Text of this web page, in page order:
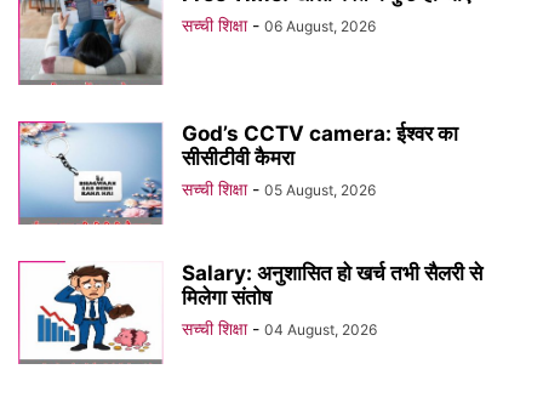
सच्ची शिक्षा - 06 August, 2026
God’s CCTV camera: ईश्वर का
सीसीटीवी कैमरा
सच्ची शिक्षा - 05 August, 2026
Salary: अनुशासित हो खर्च तभी सैलरी से
मिलेगा संतोष
सच्ची शिक्षा - 04 August, 2026